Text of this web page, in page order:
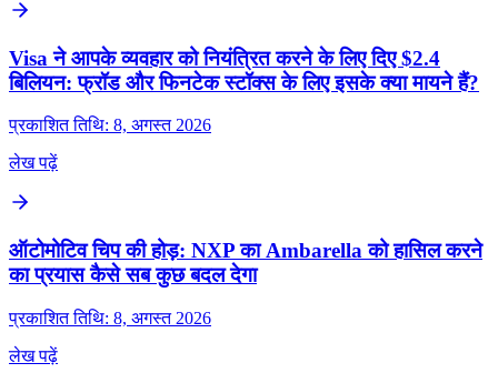
Visa ने आपके व्यवहार को नियंत्रित करने के लिए दिए $2.4
बिलियन: फ्रॉड और फिनटेक स्टॉक्स के लिए इसके क्या मायने हैं?
प्रकाशित तिथि: 8, अगस्त 2026
लेख पढ़ें
ऑटोमोटिव चिप की होड़: NXP का Ambarella को हासिल करने
का प्रयास कैसे सब कुछ बदल देगा
प्रकाशित तिथि: 8, अगस्त 2026
लेख पढ़ें